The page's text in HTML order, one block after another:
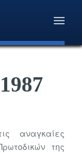
αναγκαίες
της